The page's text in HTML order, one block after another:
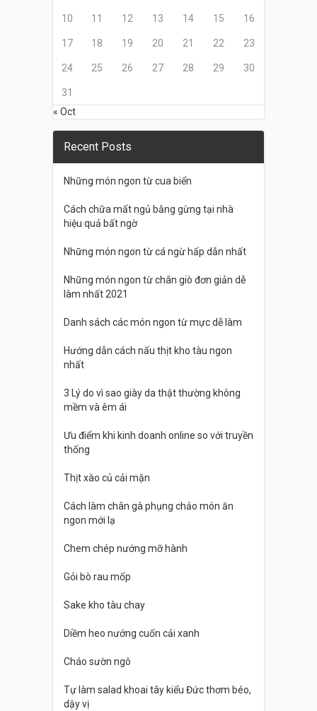
10 11 12 13 14 15 16
17 18 19 20 21 22 23
24 25 26 27 28 29 30
31
« Oct
Recent Posts
Những món ngon từ cua biển
Cách chữa mất ngủ bằng gừng tại nhà
hiệu quả bất ngờ
Những món ngon từ cá ngừ hấp dẫn nhất
Những món ngon từ chân giò đơn giản dễ
làm nhất 2021
Danh sách các món ngon từ mực dễ làm
Hướng dẫn cách nấu thịt kho tàu ngon
nhất
3 Lý do vì sao giày da thật thường không
mềm và êm ái
Ưu điểm khi kinh doanh online so với truyền
thống
Thịt xào củ cải mặn
Cách làm chân gà phụng chảo món ăn
ngon mới lạ
Chem chép nướng mỡ hành
Gỏi bò rau mốp
Sake kho tàu chay
Diềm heo nướng cuốn cải xanh
Cháo sườn ngô
Tự làm salad khoai tây kiểu Đức thơm béo,
dậy vị